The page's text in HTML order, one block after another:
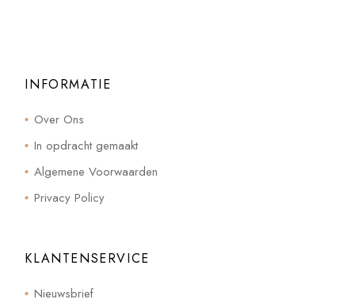
INFORMATIE
Over Ons
In opdracht gemaakt
Algemene Voorwaarden
Privacy Policy
KLANTENSERVICE
Nieuwsbrief